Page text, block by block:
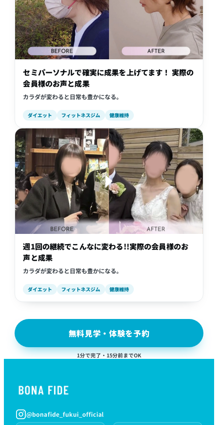
セミパーソナルで確実に成果を上げてます！ 実際の
会員様のお声と成果
カラダが変わると日常も豊かになる。
ダイエット フィットネスジム 健康維持
週1回の継続でこんなに変わる!!実際の会員様のお
声と成果
カラダが変わると日常も豊かになる。
ダイエット フィットネスジム 健康維持
無料見学・体験を予約
1分で完了・15分前までOK
@bonafide_fukui_official